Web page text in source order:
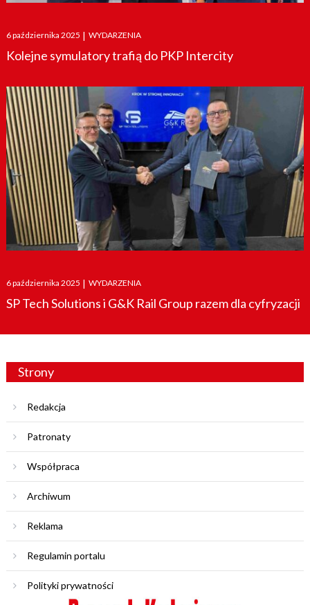
Posted
on
6 października 2025 | WYDARZENIA
Kolejne symulatory trafią do PKP Intercity
Posted
on
6 października 2025 | WYDARZENIA
SP Tech Solutions i G&K Rail Group razem dla cyfryzacji
Strony
Redakcja
Patronaty
Współpraca
Archiwum
Reklama
Regulamin portalu
Polityki prywatności